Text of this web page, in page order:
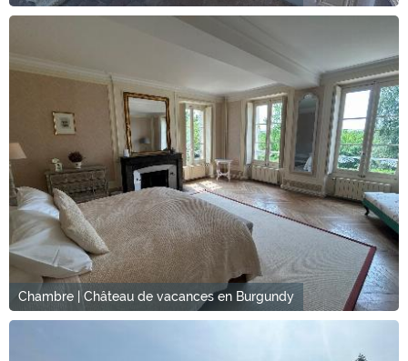
Chambre | Château de vacances en Burgundy